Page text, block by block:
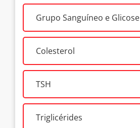
Grupo Sanguíneo e Glicose
Colesterol
TSH
Triglicérides